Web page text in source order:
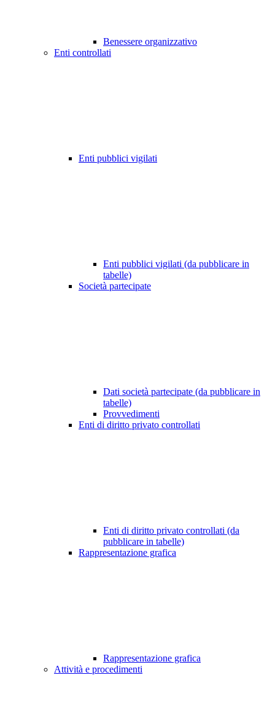
Benessere organizzativo
Enti controllati
Enti pubblici vigilati
Enti pubblici vigilati (da pubblicare in
tabelle)
Società partecipate
Dati società partecipate (da pubblicare in
tabelle)
Provvedimenti
Enti di diritto privato controllati
Enti di diritto privato controllati (da
pubblicare in tabelle)
Rappresentazione grafica
Rappresentazione grafica
Attività e procedimenti